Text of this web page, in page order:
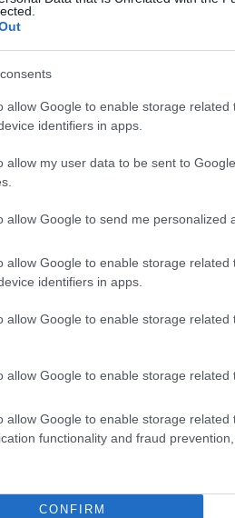
allow Google to enable storage
identifiers in apps.
allow my user data to be sent to
allow Google to send me personalized
allow Google to enable storage related
identifiers in apps.
allow Google to enable storage
allow Google to enable storage related
allow Google to enable storage related
functionality and fraud
CONFIRM
attività 2026
Questi elementi
trasformare la
Nivola
della propria piattaforma
dei propri
Data Center
garantire una maggiore
di gestire i dati
collaborazioni con